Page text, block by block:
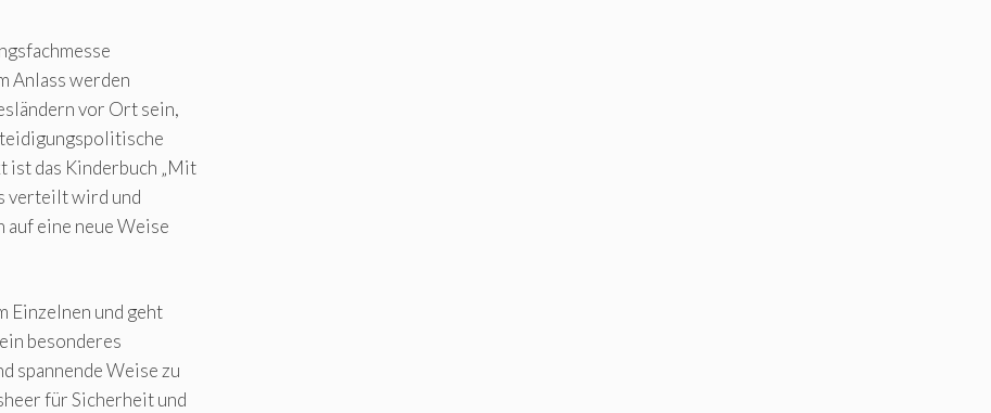
Anlass werden
vor Ort sein,
ist das Kinderbuch „Mit
verteilt wird und
auf eine neue Weise
Einzelnen und geht
besonderes
spannende Weise zu
für Sicherheit und